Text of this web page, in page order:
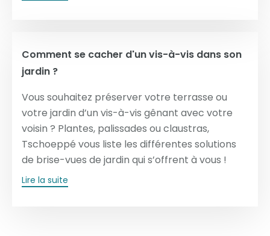
Comment se cacher d'un vis-à-vis dans son
jardin ?
Vous souhaitez préserver votre terrasse ou
votre jardin d’un vis-à-vis gênant avec votre
voisin ? Plantes, palissades ou claustras,
Tschoeppé vous liste les différentes solutions
de brise-vues de jardin qui s’offrent à vous !
Lire la suite